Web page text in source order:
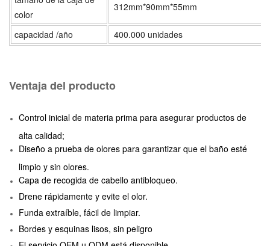
color
312mm*90mm*55mm
capacidad /año 400.000 unidades
Ventaja del producto
Control inicial de materia prima para asegurar productos de
alta calidad;
Diseño a prueba de olores para garantizar que el baño esté
limpio y sin olores.
Capa de recogida de cabello antibloqueo.
Drene rápidamente y evite el olor.
Funda extraíble, fácil de limpiar.
Bordes y esquinas lisos, sin peligro